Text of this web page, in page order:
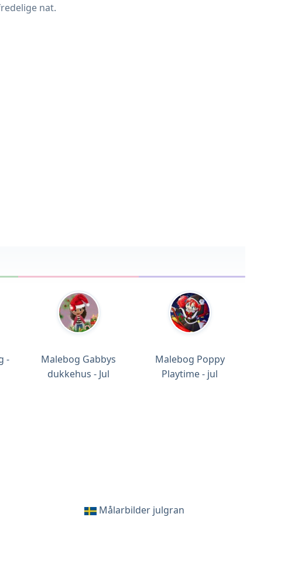
nat.
-
Malebog Gabbys
dukkehus - Jul
Malebog Poppy
Playtime - jul
Målarbilder julgran